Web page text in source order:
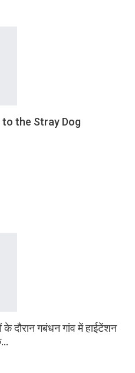
to the Stray Dog
के दौरान गबंधन गांव में हाईटेंशन